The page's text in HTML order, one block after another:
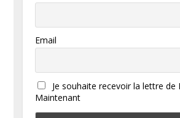
Email
Je souhaite recevoir la lettre de
Maintenant